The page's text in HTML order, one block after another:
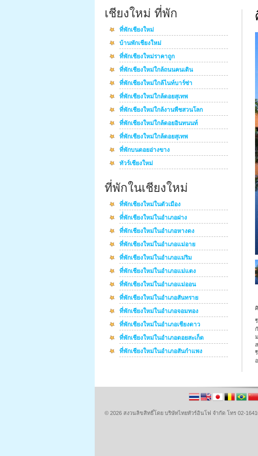
เชียงใหม่ ที่พัก
ที่พักเชียงใหม่
บ้านพักเชียงใหม่
ที่พักเชียงใหม่ราคาถูก
ที่พักเชียงใหม่ใกล้ถนนคนเดิน
ที่พักเชียงใหม่ใกล้ไนท์บาร์ซ่า
ที่พักเชียงใหม่ใกล้ดอยสุเทพ
ที่พักเชียงใหม่ใกล้งานพืชสวนโลก
ที่พักเชียงใหม่ใกล้ดอยอินทนนท์
ที่พักเชียงใหม่ใกล้ดอยสุเทพ
ที่พักบนดอยอ่างขาง
ทัวร์เชียงใหม่
ที่พักในเชียงใหม่
ที่พักเชียงใหม่ในตัวเมือง
ที่่พักเชียงใหม่ในอำเภอฝาง
ที่พักเชียงใหม่ในอำเภอหางดง
ที่พักเชียงใหม่ในอำเภอแม่อาย
ที่พักเชียงใหม่ในอำเภอแม่ริม
ที่พักเชียงใหม่ในอำเภอแม่แตง
ที่พักเชียงใหม่ในอำเภอแม่ออน
ที่พักเชียงใหม่ในอำเภอสันทราย
ที่พักเชียงใหม่ในอำเภอจอมทอง
ที่พักเชียงใหม่ในอำเภอเชียงดาว
ที่พักเชียงใหม่ในอำเภอดอยสะเก็ด
ที่พักเชียงใหม่ในอำเภอสันกำแพง
© 2026 สงวนลิขสิทธิ์โดย บริษัทไทยทัวร์อินโฟ จำกัด โทร 02-